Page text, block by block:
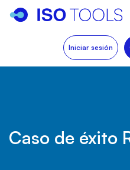
Iniciar sesión
Caso de éxito